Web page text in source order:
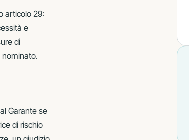
articolo 29:
e
di
Garante se
di rischio